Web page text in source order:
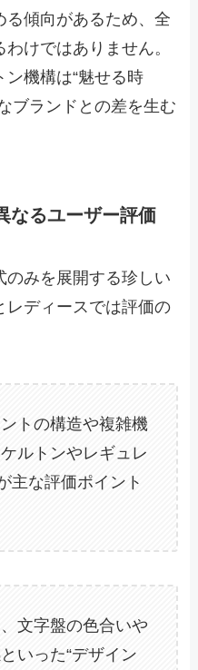
る傾向があるため、全
けではありません。
機構は“魅せる時
ブランドとの差を生む
なるユーザー評価
のみを展開する珍しい
レディースでは評価の
トの構造や複雑機
ルトンやレギュレ
主な評価ポイント
文字盤の色合いや
いった“デザイン